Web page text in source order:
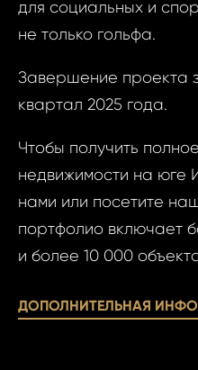
для социальных и
не только гольфа.
Завершение проекта
квартал 2025 года.
Чтобы получить
недвижимости на юге
нами или посетите
портфолио включает
и более 10 000
ДОПОЛНИТЕЛЬНАЯ